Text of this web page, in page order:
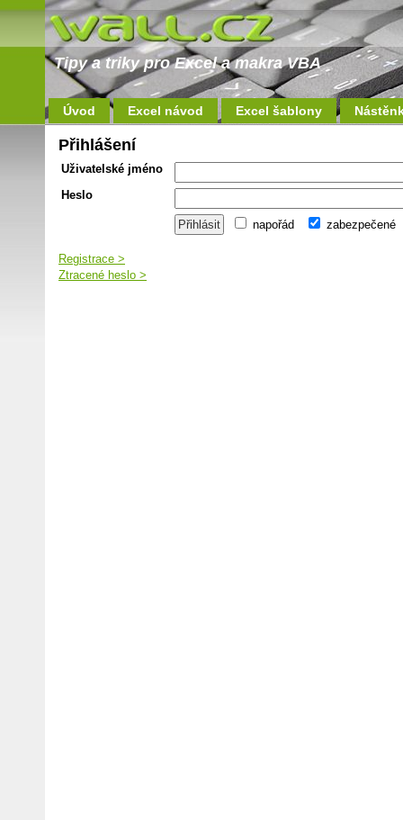
Tipy a triky pro Excel a makra VBA
Úvod Excel návod Excel šablony
Přihlášení
Uživatelské jméno
Heslo
napořád zabezpečené
Registrace >
Ztracené heslo >